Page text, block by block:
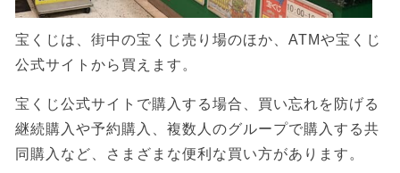
宝くじは、街中の宝くじ売り場のほか、ATMや宝くじ
公式サイトから買えます。
宝くじ公式サイトで購入する場合、買い忘れを防げる
継続購入や予約購入、複数人のグループで購入する共
同購入など、さまざまな便利な買い方があります。